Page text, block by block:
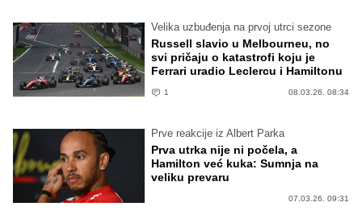
Velika uzbuđenja na prvoj utrci sezone
Russell slavio u Melbourneu, no
svi pričaju o katastrofi koju je
Ferrari uradio Leclercu i Hamiltonu
1 08.03.26. 08:34
Prve reakcije iz Albert Parka
Prva utrka nije ni počela, a
Hamilton već kuka: Sumnja na
veliku prevaru
07.03.26. 09:31